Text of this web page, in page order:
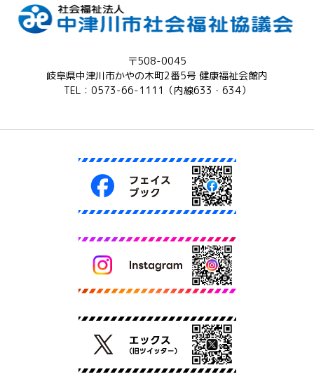
〒508-0045
岐阜県中津川市かやの木町2番5号 健康福祉会館内
TEL：0573-66-1111（内線633・634）